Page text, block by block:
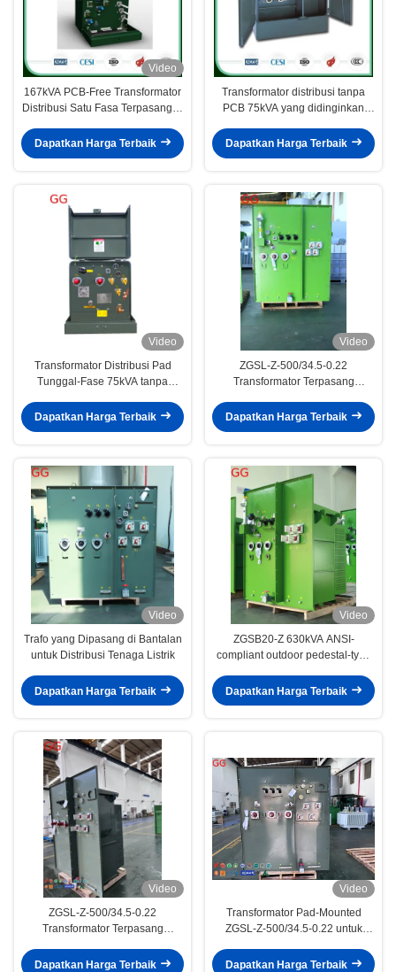
Video
167kVA PCB-Free Transformator
Distribusi Satu Fasa Terpasang di
untuk Distribusi Daya Perkotaan
Dapatkan Harga Terbaik
Transformator distribusi tanpa
PCB 75kVA yang didinginkan
dipasang pada pad untuk
Dapatkan Harga Terbaik
Video
Transformator Distribusi Pad
Tunggal-Fase 75kVA tanpa
Listrik Perkotaan
Dapatkan Harga Terbaik
Video
ZGSL-Z-500/34.5-0.22
Transformator Terpasang
Distribusi
Dapatkan Harga Terbaik
Video
Trafo yang Dipasang di Bantalan
untuk Distribusi Tenaga Listrik
Dapatkan Harga Terbaik
Video
ZGSB20-Z 630kVA ANSI-
compliant outdoor pedestal-type
daya
Dapatkan Harga Terbaik
Video
ZGSL-Z-500/34.5-0.22
Transformator Terpasang
Distribusi
Dapatkan Harga Terbaik
Video
Transformator Pad-Mounted
ZGSL-Z-500/34.5-0.22 untuk
Dapatkan Harga Terbaik